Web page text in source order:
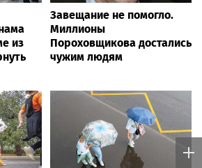
из
Завещание не помогло.
Миллионы
Пороховщикова достались
чужим людям